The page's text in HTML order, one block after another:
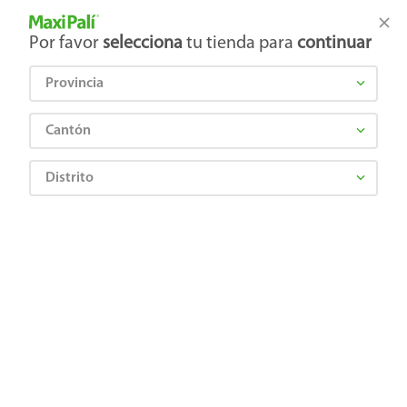
Tienda Maxi Palí
Por favor selecciona tu tienda para continuar
Provincia
Cantón
Distrito